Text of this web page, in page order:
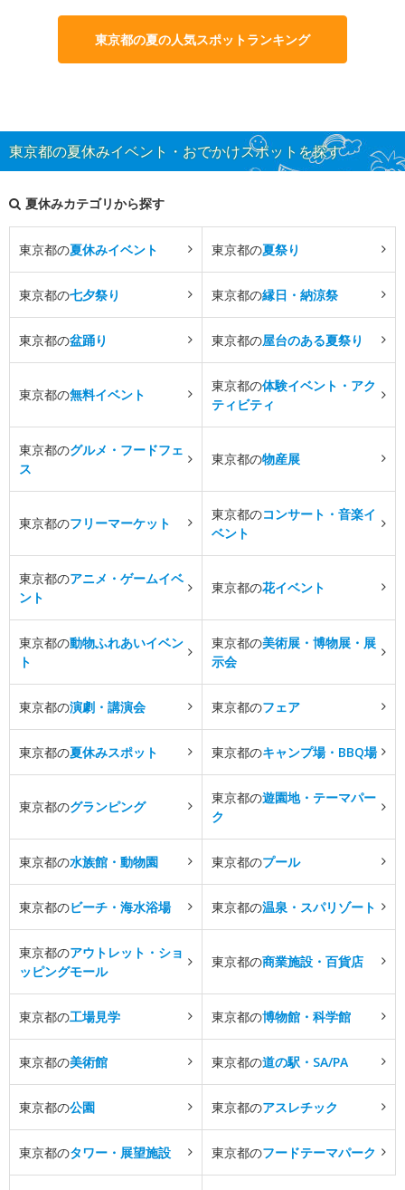
東京都の夏の人気スポットランキング
東京都の夏休みイベント・おでかけスポットを探す
夏休みカテゴリから探す
東京都の夏休みイベント 東京都の夏祭り
東京都の七夕祭り 東京都の縁日・納涼祭
東京都の盆踊り 東京都の屋台のある夏祭り
東京都の無料イベント
東京都の体験イベント・アク
ティビティ
東京都のグルメ・フードフェ
ス
東京都の物産展
東京都のフリーマーケット
東京都のコンサート・音楽イ
ベント
東京都のアニメ・ゲームイベ
ント
東京都の花イベント
東京都の動物ふれあいイベン
ト
東京都の美術展・博物展・展
示会
東京都の演劇・講演会 東京都のフェア
東京都の夏休みスポット 東京都のキャンプ場・BBQ場
東京都のグランピング
東京都の遊園地・テーマパー
ク
東京都の水族館・動物園 東京都のプール
東京都のビーチ・海水浴場 東京都の温泉・スパリゾート
東京都のアウトレット・ショ
ッピングモール
東京都の商業施設・百貨店
東京都の工場見学 東京都の博物館・科学館
東京都の美術館 東京都の道の駅・SA/PA
東京都の公園 東京都のアスレチック
東京都のタワー・展望施設 東京都のフードテーマパーク